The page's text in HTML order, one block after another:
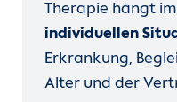
Therapie hängt
individuellen
Erkrankung,
Alter und der